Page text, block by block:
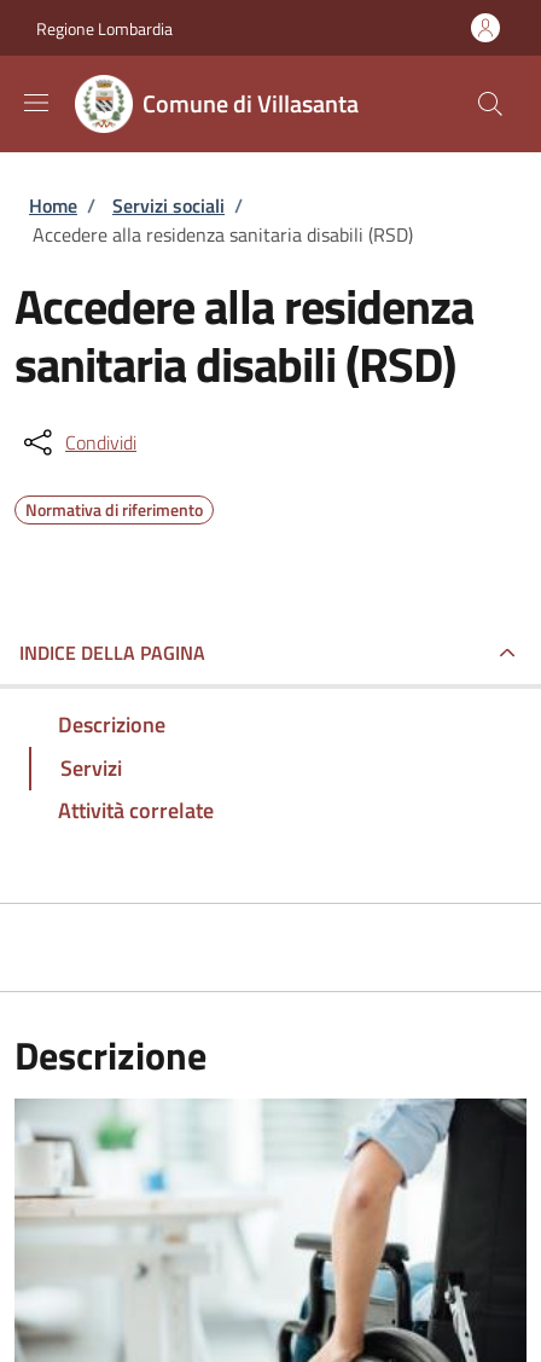
Regione Lombardia
Comune di Villasanta
Briciole di pane
Home / Servizi sociali /
Accedere alla residenza sanitaria disabili (RSD)
Accedere alla residenza
sanitaria disabili (RSD)
Condividi
Normativa di riferimento
INDICE DELLA PAGINA
Descrizione
Servizi
Attività correlate
Descrizione